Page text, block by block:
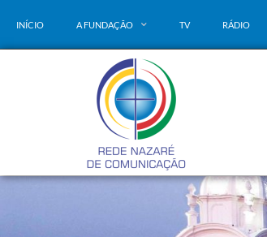
INÍCIO A FUNDAÇÃO TV RÁDIO